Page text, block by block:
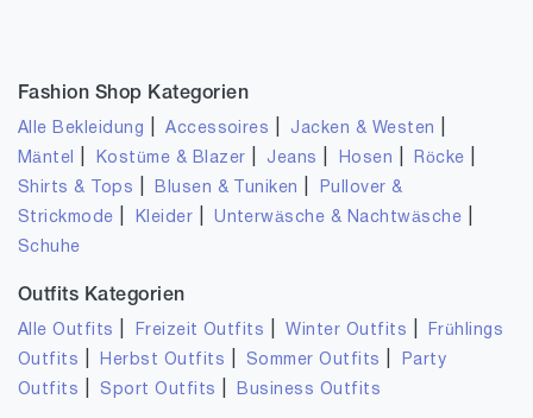
Fashion Shop Kategorien
Alle Bekleidung |Accessoires Jacken & Westen
Mäntel Kostüme & Blazer Jeans Hosen Röcke
Shirts & Tops Blusen & Tuniken
Pullover &
Strickmode
Kleider |Unterwäsche & Nachtwäsche
Schuhe
Outfits Kategorien
Alle Outfits Freizeit Outfits |Winter Outfits
Frühlings
Outfits
Herbst Outfits Sommer Outfits
Party
Outfits
Sport Outfits Business Outfits